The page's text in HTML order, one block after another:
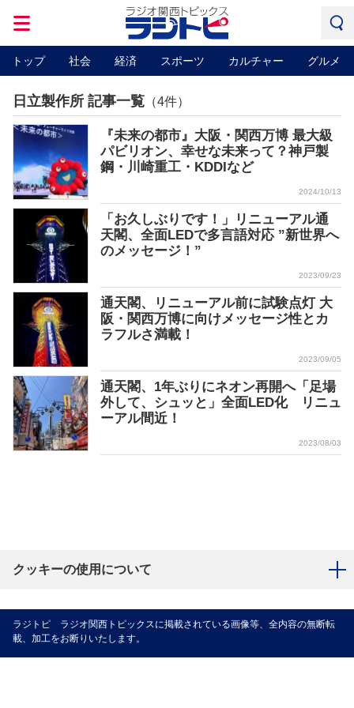
トップ 社会 経済 スポーツ カルチャー グルメ
日立製作所 記事一覧 （4件）
『未来の都市』大阪・関西万博 最大級
パビリオン、幸せな未来って？神戸製
鋼・川崎重工・KDDIなど
2024/10/13
「お久しぶりです！」リニューアル通
天閣、全面LEDで多言語対応 ”新世界へ
のメッセージ！”
2023/09/23
通天閣、リニューアル前に試験点灯 大
阪・関西万博に向けメッセージ性とカ
ラフルさ満載！
2023/09/05
通天閣、1年ぶりにネオン再開へ「足場
外して、シュッと」全面LED化 リニュ
ーアル間近！
2023/08/03
クッキーの使用について
ラジトピ ラジオ関西トピックスに掲載されている画像等、全内容の無断転
載、加工をお断りいたします。